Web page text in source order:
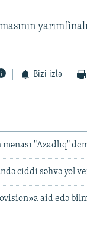
Bizi izlə
"Azadlıq"
ciddi səhvə yol
aid edə